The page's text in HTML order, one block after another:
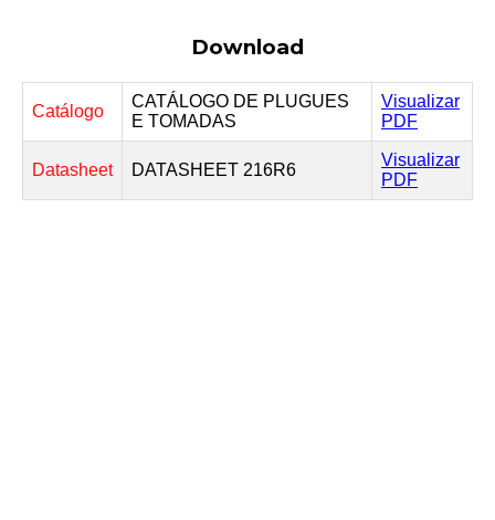
Download
Catálogo
CATÁLOGO DE PLUGUES
E TOMADAS
Visualizar
PDF
Datasheet DATASHEET 216R6
Visualizar
PDF